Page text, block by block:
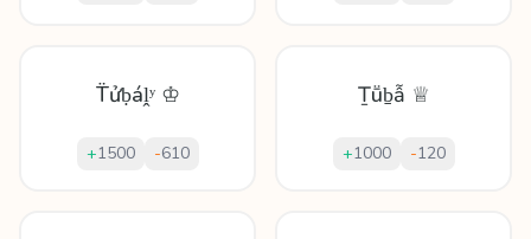
T̈ửḅáḽʸ ♔
+1500 -610
Ṯṻḇẫ ♕
+1000 -120